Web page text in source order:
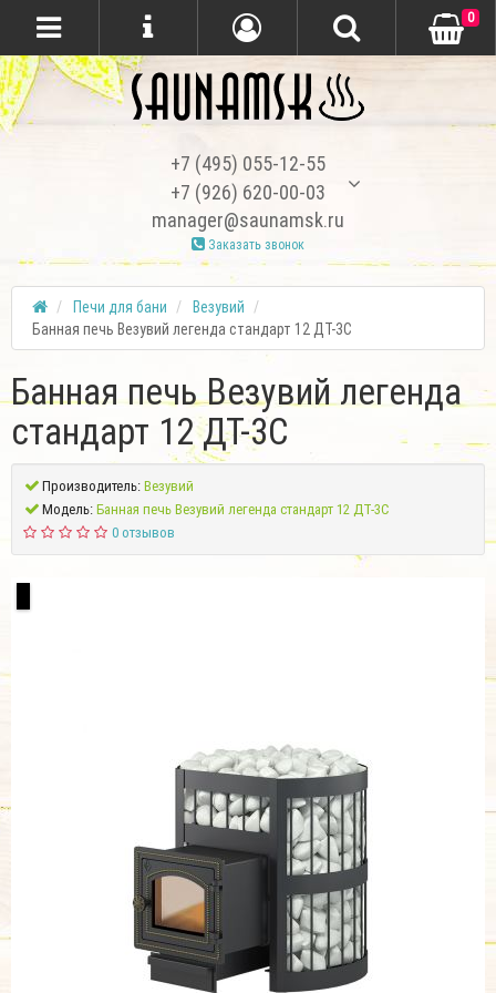
+7 (495) 055-12-55
+7 (926) 620-00-03
manager@saunamsk.ru
Заказать звонок
0
Печи для бани
Везувий
Банная печь Везувий легенда стандарт 12 ДТ-3С
Банная печь Везувий легенда
стандарт 12 ДТ-3С
Производитель:Везувий
Модель:Банная печь Везувий легенда стандарт 12 ДТ-3С
0 отзывов